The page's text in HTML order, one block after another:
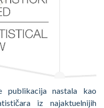
publikacija nastala kao
iz najaktuelnijih